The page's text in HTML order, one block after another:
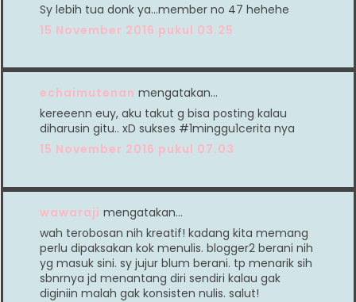
Sy lebih tua donk ya...member no 47 hehehe
15 November 2016 pukul 03.25
echaimutenan mengatakan…
kereeenn euy, aku takut g bisa posting kalau
diharusin gitu.. xD sukses #1minggu1cerita nya
15 November 2016 pukul 07.03
wawaraji mengatakan…
wah terobosan nih kreatif! kadang kita memang
perlu dipaksakan kok menulis. blogger2 berani nih
yg masuk sini. sy jujur blum berani. tp menarik sih
sbnrnya jd menantang diri sendiri kalau gak
diginiin malah gak konsisten nulis. salut!